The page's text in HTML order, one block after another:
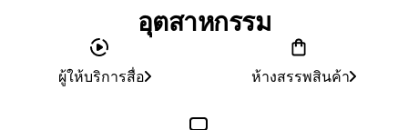
อุตสาหกรรม
ผู้ให้บริการสื่อ ห้างสรรพสินค้า